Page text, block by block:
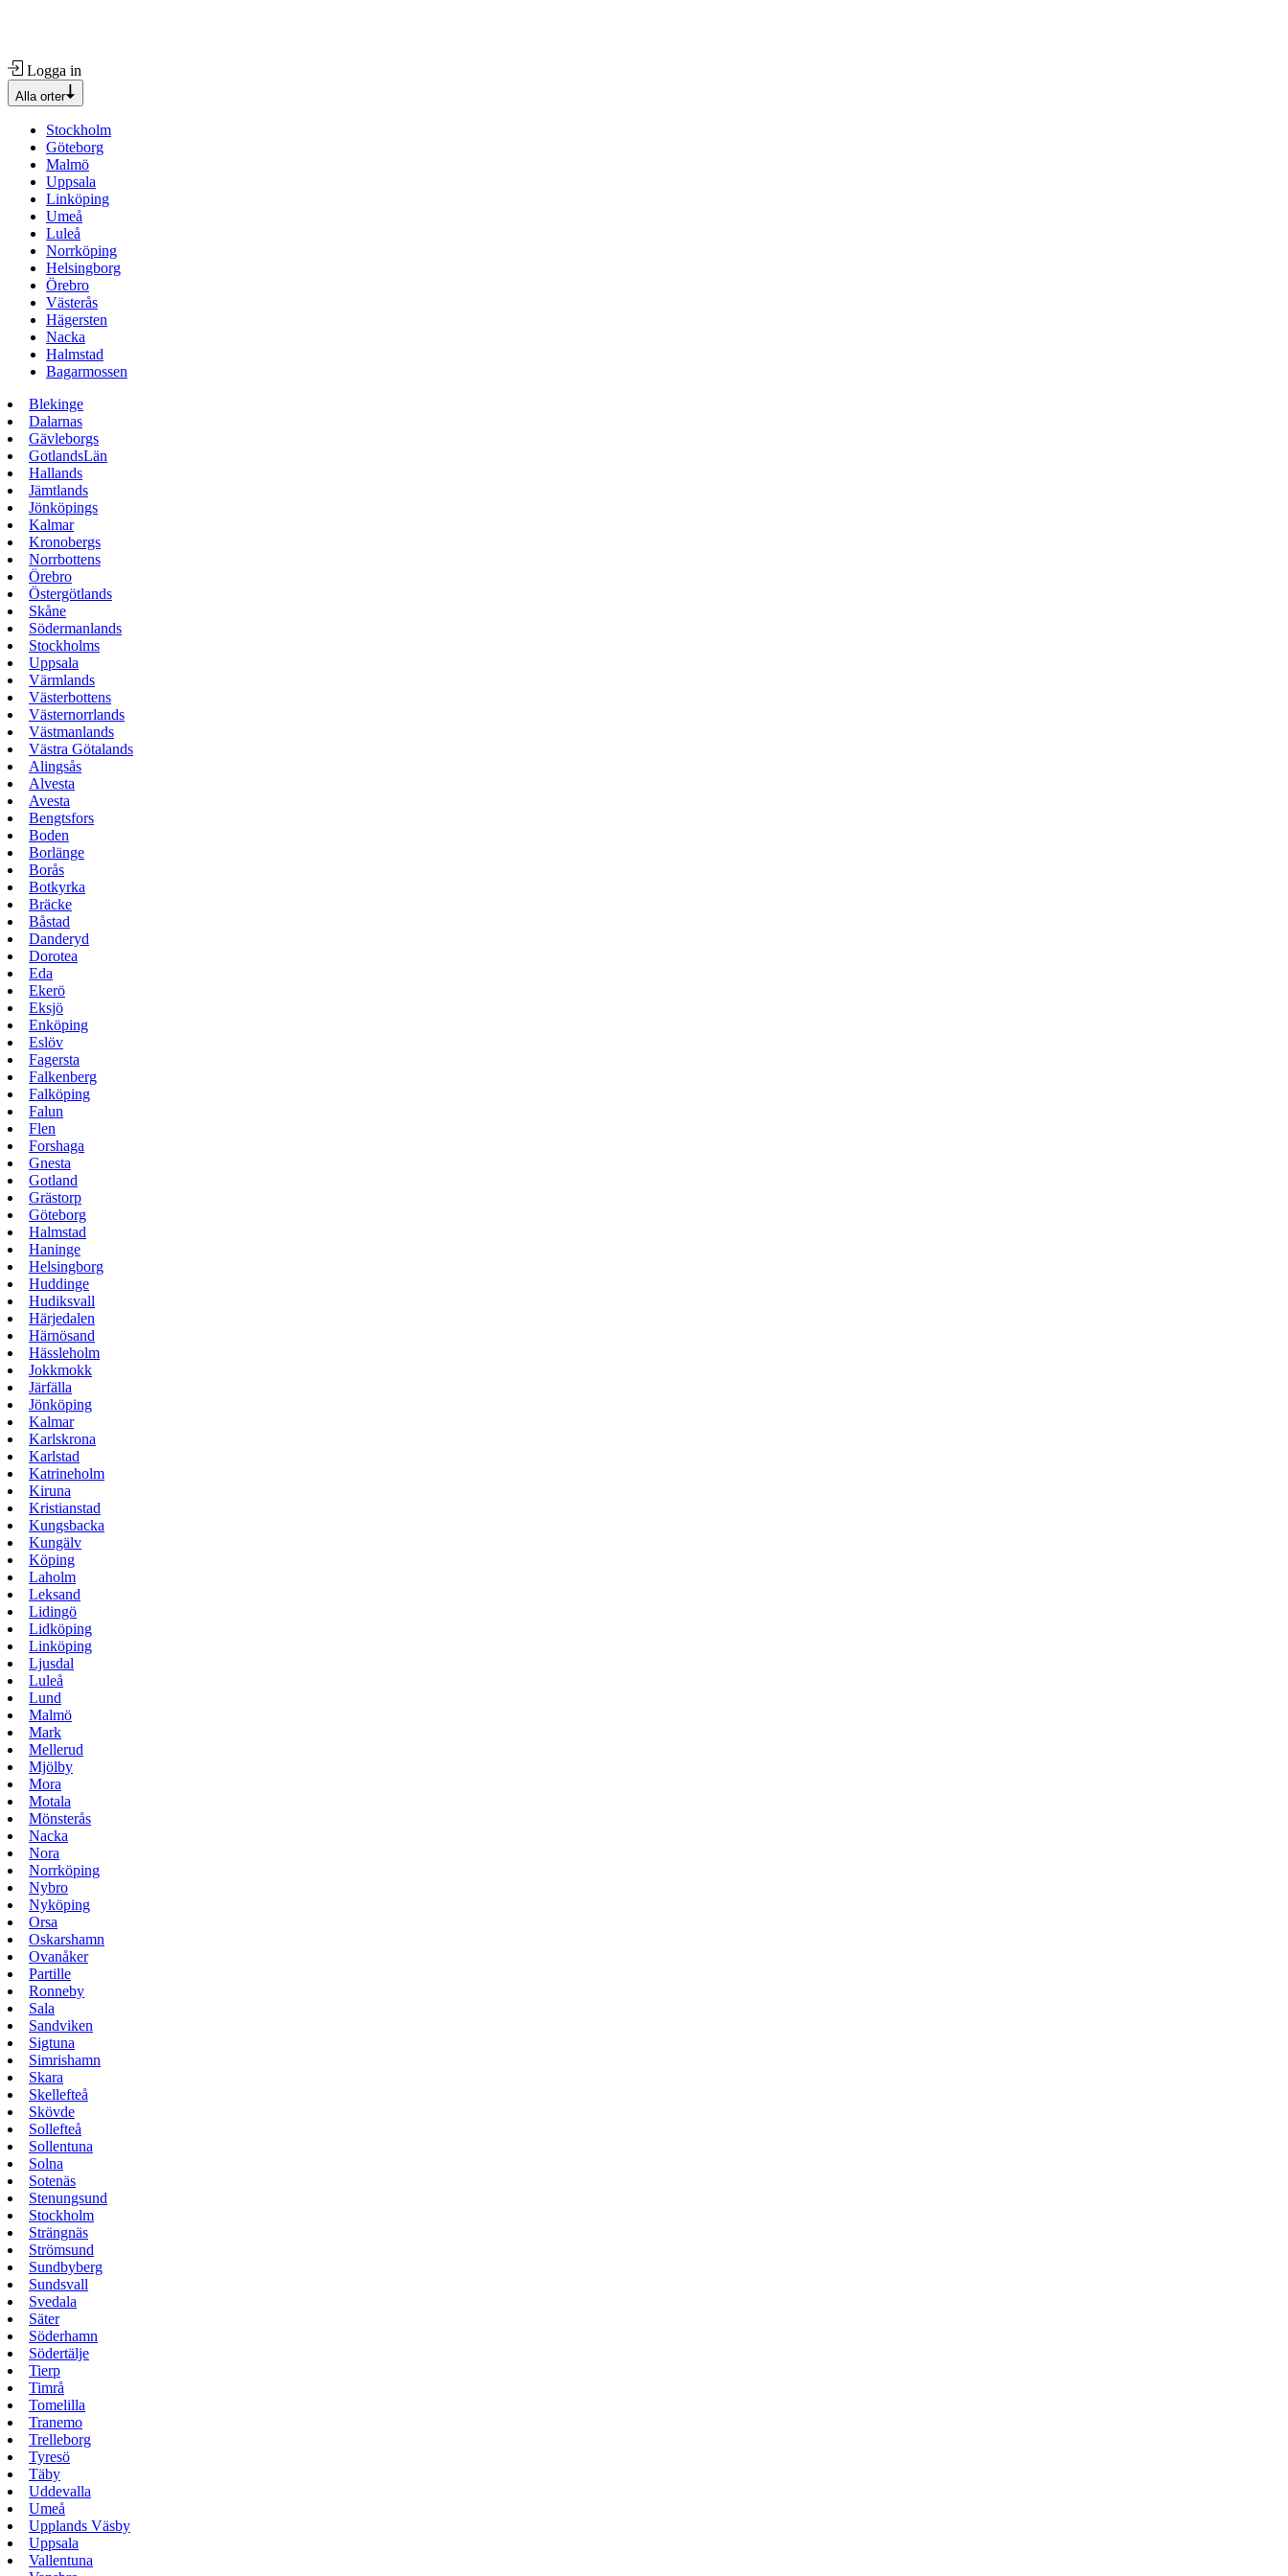
Logga in
Alla orter
Stockholm
Göteborg
Malmö
Uppsala
Linköping
Umeå
Luleå
Norrköping
Helsingborg
Örebro
Västerås
Hägersten
Nacka
Halmstad
Bagarmossen
Blekinge
Dalarnas
Gävleborgs
GotlandsLän
Hallands
Jämtlands
Jönköpings
Kalmar
Kronobergs
Norrbottens
Örebro
Östergötlands
Skåne
Södermanlands
Stockholms
Uppsala
Värmlands
Västerbottens
Västernorrlands
Västmanlands
Västra Götalands
Alingsås
Alvesta
Avesta
Bengtsfors
Boden
Borlänge
Borås
Botkyrka
Bräcke
Båstad
Danderyd
Dorotea
Eda
Ekerö
Eksjö
Enköping
Eslöv
Fagersta
Falkenberg
Falköping
Falun
Flen
Forshaga
Gnesta
Gotland
Grästorp
Göteborg
Halmstad
Haninge
Helsingborg
Huddinge
Hudiksvall
Härjedalen
Härnösand
Hässleholm
Jokkmokk
Järfälla
Jönköping
Kalmar
Karlskrona
Karlstad
Katrineholm
Kiruna
Kristianstad
Kungsbacka
Kungälv
Köping
Laholm
Leksand
Lidingö
Lidköping
Linköping
Ljusdal
Luleå
Lund
Malmö
Mark
Mellerud
Mjölby
Mora
Motala
Mönsterås
Nacka
Nora
Norrköping
Nybro
Nyköping
Orsa
Oskarshamn
Ovanåker
Partille
Ronneby
Sala
Sandviken
Sigtuna
Simrishamn
Skara
Skellefteå
Skövde
Sollefteå
Sollentuna
Solna
Sotenäs
Stenungsund
Stockholm
Strängnäs
Strömsund
Sundbyberg
Sundsvall
Svedala
Säter
Söderhamn
Södertälje
Tierp
Timrå
Tomelilla
Tranemo
Trelleborg
Tyresö
Täby
Uddevalla
Umeå
Upplands Väsby
Uppsala
Vallentuna